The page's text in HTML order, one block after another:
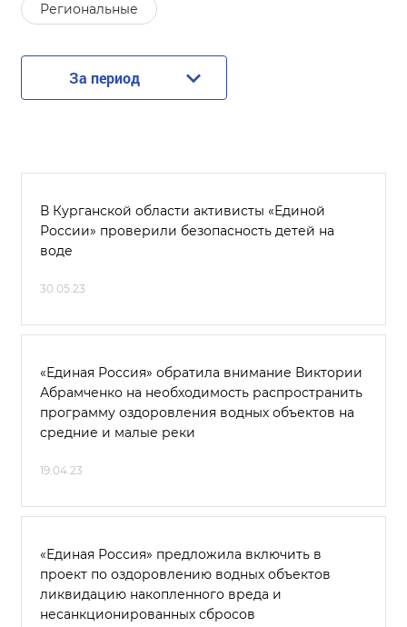
Региональные
За период
В Курганской области активисты «Единой
России» проверили безопасность детей на
воде
30.05.23
«Единая Россия» обратила внимание Виктории
Абрамченко на необходимость распространить
программу оздоровления водных объектов на
средние и малые реки
19.04.23
«Единая Россия» предложила включить в
проект по оздоровлению водных объектов
ликвидацию накопленного вреда и
несанкционированных сбросов